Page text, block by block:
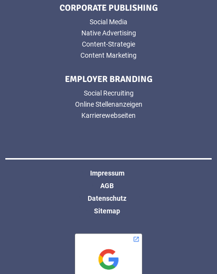
CORPORATE PUBLISHING
Social Media
Native Advertising
Content-Strategie
Content Marketing
EMPLOYER BRANDING
Social Recruiting
Online Stellenanzeigen
Karrierewebseiten
Impressum
AGB
Datenschutz
Sitemap